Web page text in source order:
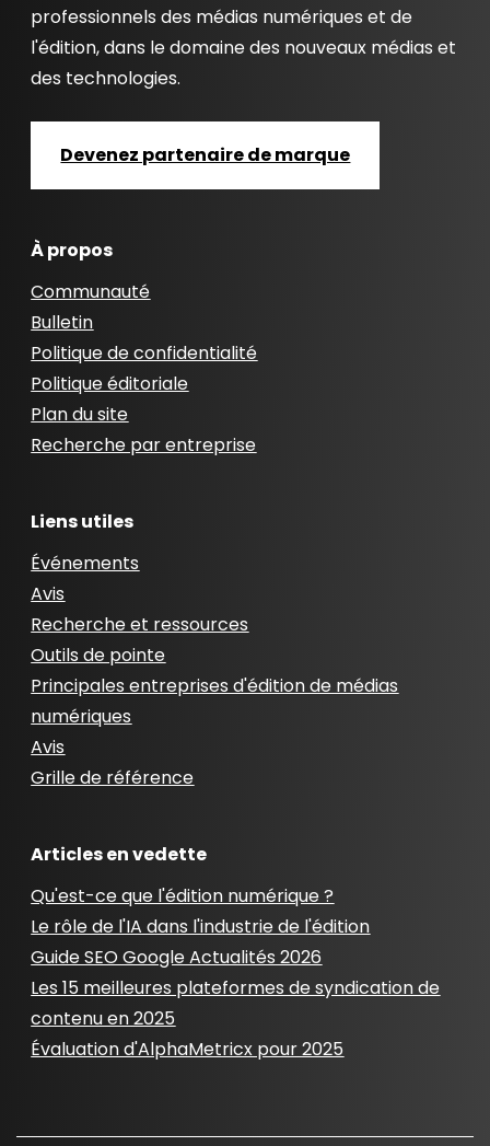
professionnels des médias numériques et de
l'édition, dans le domaine des nouveaux médias et
des technologies.
Devenez partenaire de marque
À propos
Communauté
Bulletin
Politique de confidentialité
Politique éditoriale
Plan du site
Recherche par entreprise
Liens utiles
Événements
Avis
Recherche et ressources
Outils de pointe
Principales entreprises d'édition de médias
numériques
Avis
Grille de référence
Articles en vedette
Qu'est-ce que l'édition numérique ?
Le rôle de l'IA dans l'industrie de l'édition
Guide SEO Google Actualités 2026
Les 15 meilleures plateformes de syndication de
contenu en 2025
Évaluation d'AlphaMetricx pour 2025